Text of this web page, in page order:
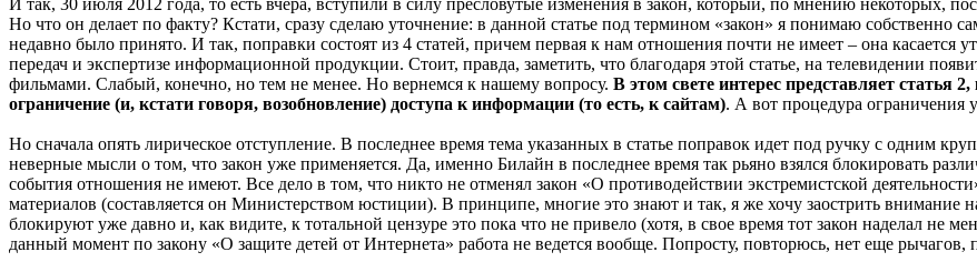
Но что он делает по факту? Кстати, сразу сделаю уточнение: в данной статье под термином «закон» я понимаю собственно
недавно было принято. И так, поправки состоят из 4 статей, причем первая к нам отношения почти не имеет – она касается
передач и экспертизе информационной продукции. Стоит, правда, заметить, что благодаря этой статье, на телевидении
фильмами. Слабый, конечно, но тем не менее. Но вернемся к нашему вопросу. В этом свете интерес представляет статья
ограничение (и, кстати говоря, возобновление) доступа к информации (то есть, к сайтам). А вот процедура ограничения
Но сначала опять лирическое отступление. В последнее время тема указанных в статье поправок идет под ручку с одним
неверные мысли о том, что закон уже применяется. Да, именно Билайн в последнее время так рьяно взялся блокировать
события отношения не имеют. Все дело в том, что никто не отменял закон «О противодействии экстремистской
материалов (составляется он Министерством юстиции). В принципе, многие это знают и так, я же хочу заострить
блокируют уже давно и, как видите, к тотальной цензуре это пока что не привело (хотя, в свое время тот закон наделал
данный момент по закону «О защите детей от Интернета» работа не ведется вообще. Попросту, повторюсь, нет еще рычагов,